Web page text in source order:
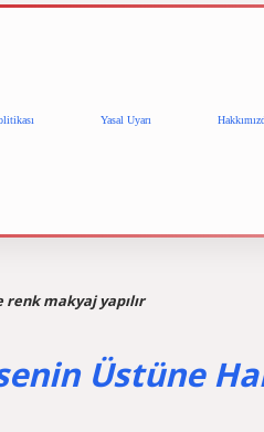
Yasal Uyarı
renk makyaj yapılır
Üstüne